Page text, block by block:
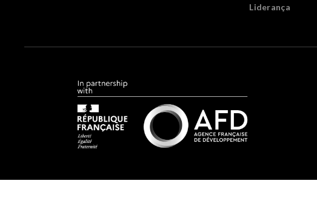
Liderança